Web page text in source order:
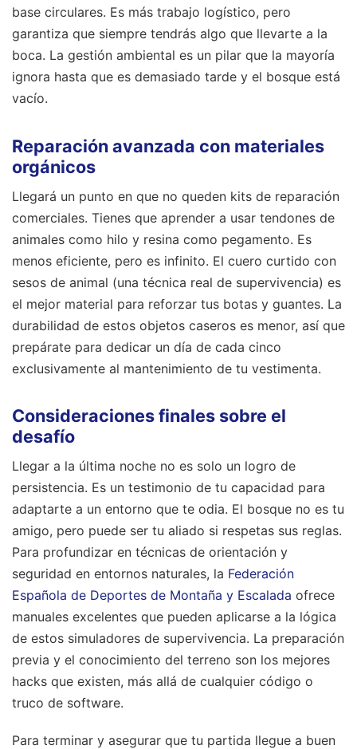
base circulares. Es más trabajo logístico, pero
garantiza que siempre tendrás algo que llevarte a la
boca. La gestión ambiental es un pilar que la mayoría
ignora hasta que es demasiado tarde y el bosque está
vacío.
Reparación avanzada con materiales
orgánicos
Llegará un punto en que no queden kits de reparación
comerciales. Tienes que aprender a usar tendones de
animales como hilo y resina como pegamento. Es
menos eficiente, pero es infinito. El cuero curtido con
sesos de animal (una técnica real de supervivencia) es
el mejor material para reforzar tus botas y guantes. La
durabilidad de estos objetos caseros es menor, así que
prepárate para dedicar un día de cada cinco
exclusivamente al mantenimiento de tu vestimenta.
Consideraciones finales sobre el
desafío
Llegar a la última noche no es solo un logro de
persistencia. Es un testimonio de tu capacidad para
adaptarte a un entorno que te odia. El bosque no es tu
amigo, pero puede ser tu aliado si respetas sus reglas.
Para profundizar en técnicas de orientación y
seguridad en entornos naturales, la Federación
Española de Deportes de Montaña y Escalada ofrece
manuales excelentes que pueden aplicarse a la lógica
de estos simuladores de supervivencia. La preparación
previa y el conocimiento del terreno son los mejores
hacks que existen, más allá de cualquier código o
truco de software.
Para terminar y asegurar que tu partida llegue a buen